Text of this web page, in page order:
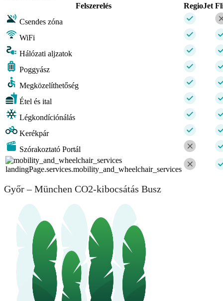
Felszerelés
RegioJet
Csendes zóna
WiFi
Hálózati aljzatok
Poggyász
Megközelíthetőség
Étel és ital
Légkondíciónálás
Kerékpár
Szórakoztató Portál
landingPage.services.mobility_and_wheelchair_services
Győr – München CO2-kibocsátás Busz